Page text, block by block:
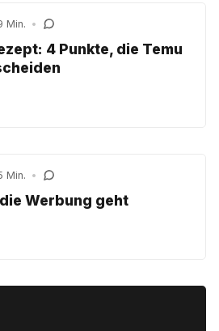
Min. •
4 Punkte, die Temu
Min. •
Werbung geht